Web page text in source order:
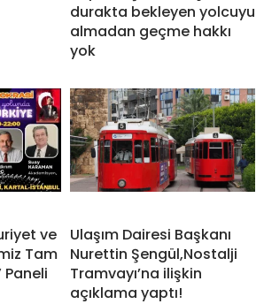
durakta bekleyen yolcuyu
almadan geçme hakkı
yok
ve
Tam
Paneli
Ulaşım Dairesi Başkanı
Nurettin Şengül,Nostalji
Tramvayı’na ilişkin
açıklama yaptı!